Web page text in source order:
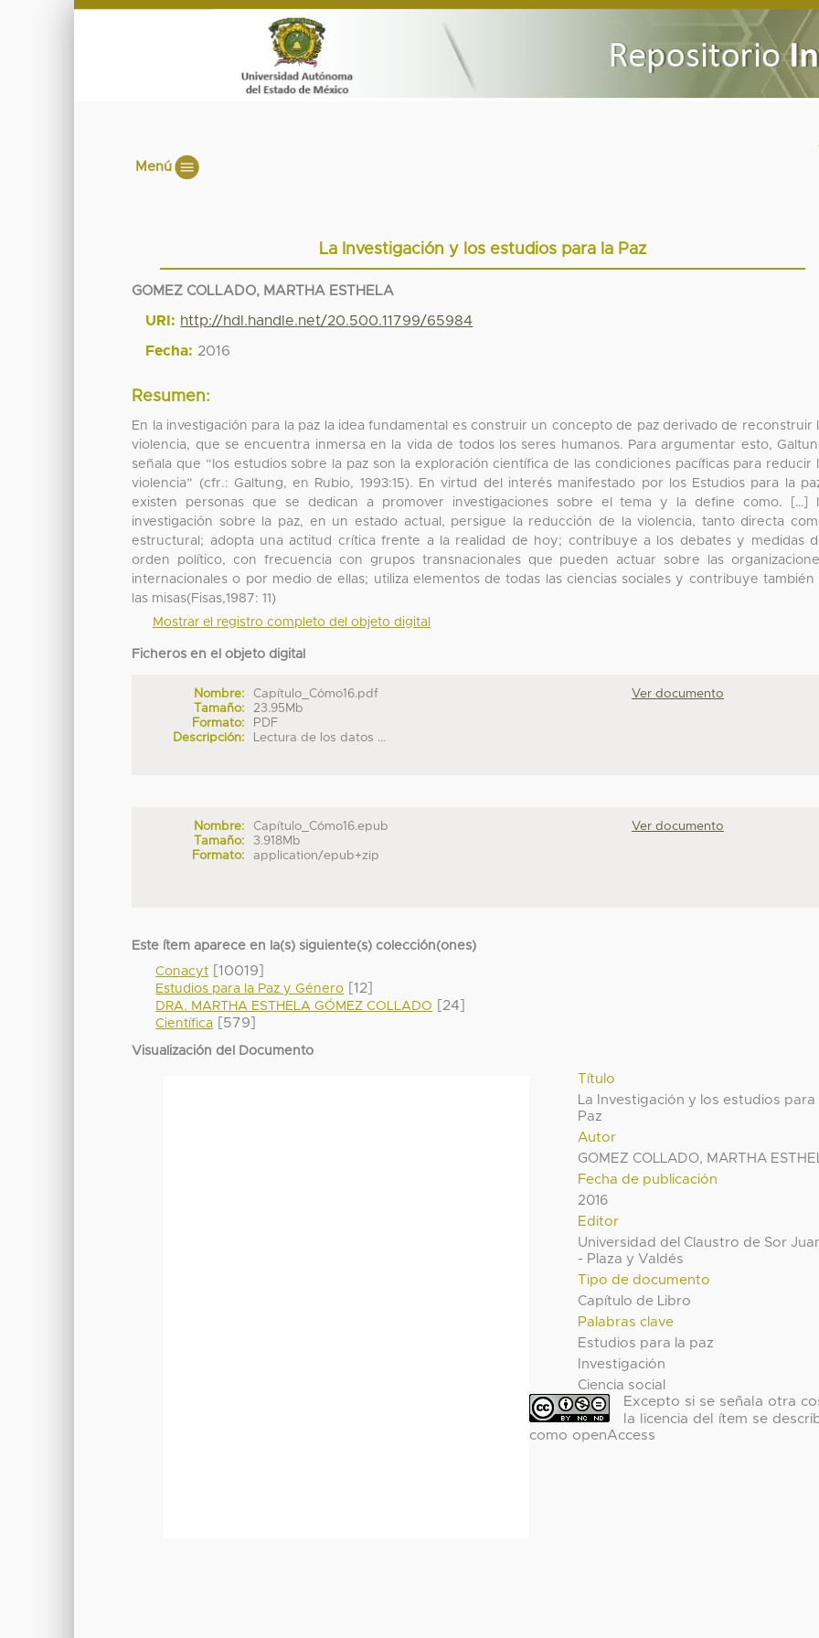
Menú
La Investigación y los estudios para la Paz
GOMEZ COLLADO, MARTHA ESTHELA
URI: http://hdl.handle.net/20.500.11799/65984
Fecha: 2016
Resumen:
En la investigación para la paz la idea fundamental es construir un concepto de paz derivado de reconstruir
violencia, que se encuentra inmersa en la vida de todos los seres humanos. Para argumentar esto,
señala que “los estudios sobre la paz son la exploración científica de las condiciones pacíficas para reducir
violencia” (cfr.: Galtung, en Rubio, 1993:15). En virtud del interés manifestado por los Estudios para la
existen personas que se dedican a promover investigaciones sobre el tema y la define como. […]
investigación sobre la paz, en un estado actual, persigue la reducción de la violencia, tanto directa
estructural; adopta una actitud crítica frente a la realidad de hoy; contribuye a los debates y medidas
orden político, con frecuencia con grupos transnacionales que pueden actuar sobre las
internacionales o por medio de ellas; utiliza elementos de todas las ciencias sociales y contribuye también
las misas(Fisas,1987: 11)
Mostrar el registro completo del objeto digital
Ficheros en el objeto digital
Nombre:
Capítulo_Cómo16.pdf
Tamaño:
23.95Mb
Formato:
PDF
Descripción:
Lectura de los datos ...
Ver documento
Nombre:
Capítulo_Cómo16.epub
Tamaño:
3.918Mb
Formato:
application/epub+zip
Ver documento
Este ítem aparece en la(s) siguiente(s) colección(ones)
Conacyt [10019]
Estudios para la Paz y Género [12]
DRA. MARTHA ESTHELA GÓMEZ COLLADO [24]
Científica [579]
Visualización del Documento
Título
La Investigación y los estudios para
Paz
Autor
GOMEZ COLLADO, MARTHA
Fecha de publicación
2016
Editor
Universidad del Claustro de Sor
- Plaza y Valdés
Tipo de documento
Capítulo de Libro
Palabras clave
Estudios para la paz
Investigación
Ciencia social
Excepto si se señala otra
la licencia del ítem se
como openAccess